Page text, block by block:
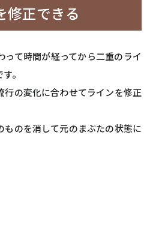
修正できる
て時間が経ってから二重のライ
。
行の変化に合わせてラインを修正
ものを消して元のまぶたの状態に